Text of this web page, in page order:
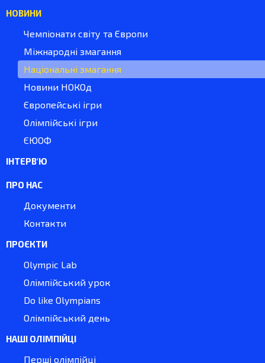
НОВИНИ
Чемпіонати світу та Європи
Міжнародні змагання
Національні змагання
Новини НОКОд
Європейські ігри
Олімпійські ігри
ЄЮОФ
ІНТЕРВ'Ю
ПРО НАС
Документи
Контакти
ПРОЄКТИ
Olympic Lab
Олімпійський урок
Do like Olympians
Олімпійський день
НАШІ ОЛІМПІЙЦІ
Перші олімпійці